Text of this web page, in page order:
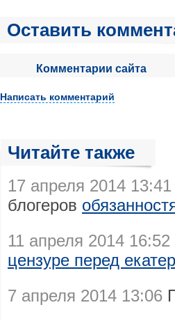
Оставить
Комментарии сайта
Написать комментарий
Читайте также
17 апреля 2014 13:41
блогеров
11 апреля 2014 16:52
цензуре перед
7 апреля 2014 13:06